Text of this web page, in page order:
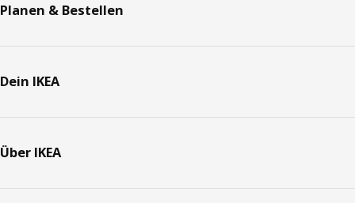
Planen & Bestellen
Dein IKEA
Über IKEA